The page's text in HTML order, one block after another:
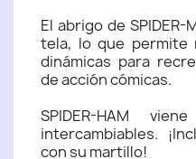
El abrigo de SPIDER-
tela, lo que permite
dinámicas para
de acción cómicas.
SPIDER-HAM
intercambiables.
con su martillo!